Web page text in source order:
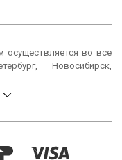
осуществляется во все
Новосибирск,
Воронеж, Волгоград,
Владивосток, Томск,
Тула, Калининград,